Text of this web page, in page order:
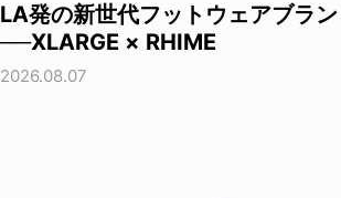
LA発の新世代フットウェアブラ
──XLARGE × RHIME
2026.08.07